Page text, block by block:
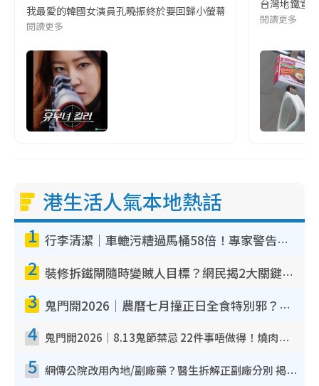
我最愛的韓國女演員孔曉振終於要回歸小螢幕啦!這次的劇本改編
閱讀更多
台灣地鐵宣
閱讀更多
港生活人氣本地熱話
1 行李清潔｜車轆污糟過馬桶58倍！專家警告忌用酒精抹 教1招免污手除菌
2 裝修拆鐵閘隨時變賊人目標？網民揭2大關鍵用途：裝新式等於白裝？附新舊鐵閘分別
3 鬼門開2026｜農曆七月撞正日全食特別邪？專家警告切忌做一事！揭4大禁忌+2招保平安
4 鬼門開2026｜8.13鬼節禁忌 22件事唔做得！燒肉、刺身要少食？半夜勿吹口哨/打呢個電話
5 網傳公院改用內地/副廠藥？醫生拆解正副廠分別 揭4類人換藥隨時出事